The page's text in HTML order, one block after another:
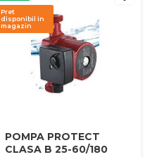
Pret
disponibil in
magazin
POMPA PROTECT
CLASA B 25-60/180